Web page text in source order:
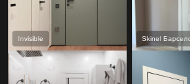
Invisible Skinel